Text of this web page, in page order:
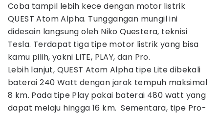
Coba tampil lebih kece dengan motor listrik
QUEST Atom Alpha. Tunggangan mungil ini
didesain langsung oleh Niko Questera, teknisi
Tesla. Terdapat tiga tipe motor listrik yang bisa
kamu pilih, yakni LITE, PLAY, dan Pro.
Lebih lanjut, QUEST Atom Alpha tipe Lite dibekali
baterai 240 Watt dengan jarak tempuh maksimal
8 km. Pada tipe Play pakai baterai 480 watt yang
dapat melaju hingga 16 km. Sementara, tipe Pro-